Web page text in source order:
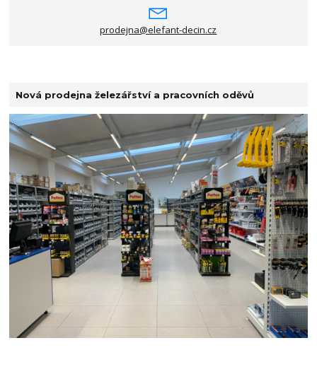
prodejna@elefant-decin.cz
Nová prodejna železářství a pracovních oděvů